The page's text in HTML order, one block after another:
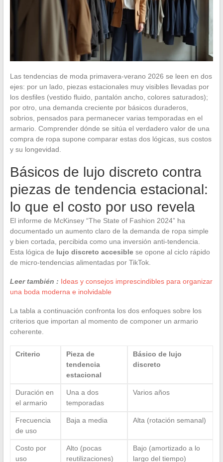
Las tendencias de moda primavera-verano 2026 se leen en dos
ejes: por un lado, piezas estacionales muy visibles llevadas por
los desfiles (vestido fluido, pantalón ancho, colores saturados);
por otro, una demanda creciente por básicos duraderos,
sobrios, pensados para permanecer varias temporadas en el
armario. Comprender dónde se sitúa el verdadero valor de una
compra de ropa supone comparar estas dos lógicas, sus costos
y su longevidad.
Básicos de lujo discreto contra
piezas de tendencia estacional:
lo que el costo por uso revela
El informe de McKinsey “The State of Fashion 2024” ha
documentado un aumento claro de la demanda de ropa simple
y bien cortada, percibida como una inversión anti-tendencia.
Esta lógica de lujo discreto accesiblese opone al ciclo rápido
de micro-tendencias alimentadas por TikTok.
Leer también : Ideas y consejos imprescindibles para organizar
una boda moderna e inolvidable
La tabla a continuación confronta los dos enfoques sobre los
criterios que importan al momento de componer un armario
coherente.
Criterio
Pieza de
tendencia
estacional
Básico de lujo
discreto
Duración en
el armario
Una a dos
temporadas
Varios años
Frecuencia
de uso
Baja a media Alta (rotación semanal)
Costo por
uso
Alto (pocas
reutilizaciones)
Bajo (amortizado a lo
largo del tiempo)